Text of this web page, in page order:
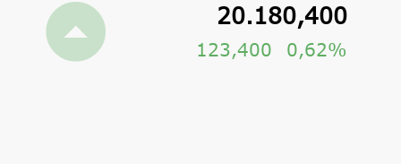
20.180,400
123,400 0,62%